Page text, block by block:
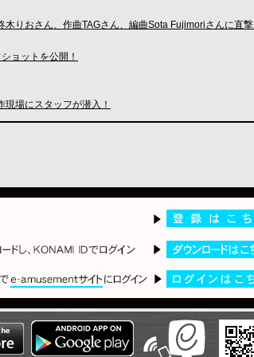
りおさん、作曲TAGさん、編曲Sota Fujimoriさんに直
ョットを公開！
場にスタッフが潜入！